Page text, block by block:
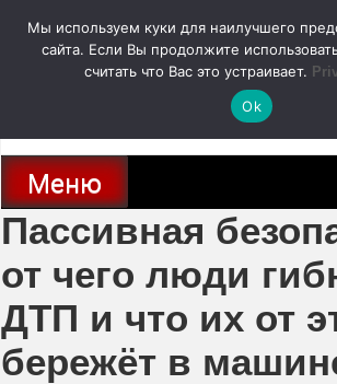
содержимому
Новости про современные автомобили и не
и отечественного автопрома
Меню
Пассивная
от чего люди
ДТП и что их от
бережёт в
Мы используем куки для наилучшего
сайта. Если Вы продолжите
считать что Вас это устраивает.
Ok